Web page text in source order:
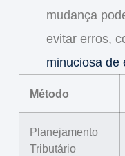
mudança
evitar erros,
minuciosa de
Método
Planejamento
Tributário